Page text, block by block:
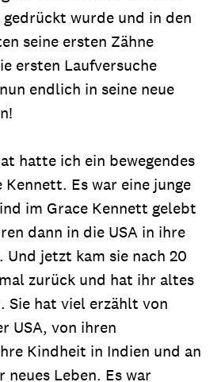
wurde und in den
seine ersten Zähne
ersten Laufversuche
endlich in seine neue
hatte ich ein bewegendes
Es war eine junge
im Grace Kennett gelebt
dann in die USA in ihre
Und jetzt kam sie nach 20
zurück und hat ihr altes
Sie hat viel erzählt von
USA, von ihren
Kindheit in Indien und an
neues Leben. Es war